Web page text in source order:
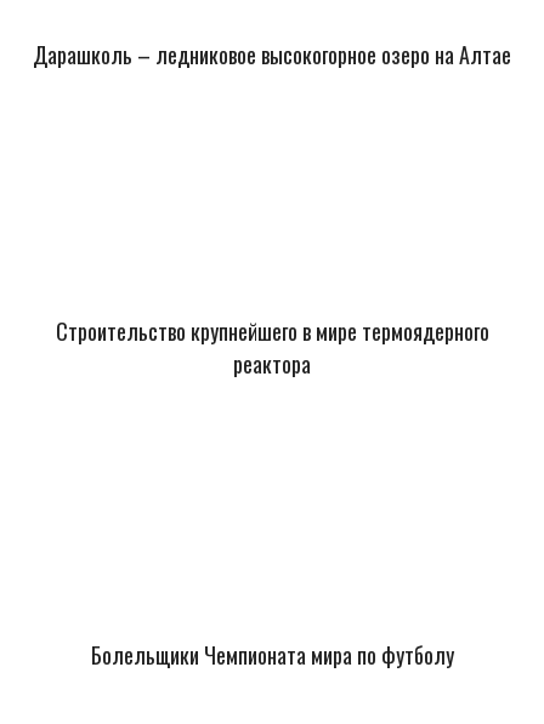
Дарашколь – ледниковое высокогорное озеро на Алтае
Строительство крупнейшего в мире термоядерного
реактора
Болельщики Чемпионата мира по футболу